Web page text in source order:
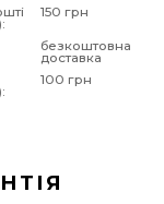
150 грн
безкоштовна
доставка
100 грн